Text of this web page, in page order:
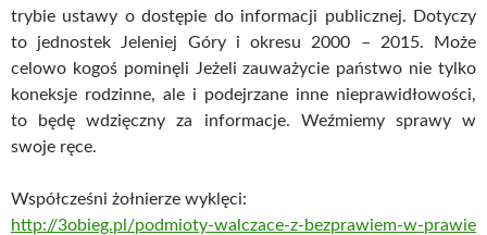
trybie ustawy o dostępie do informacji publicznej. Dotyczy
to jednostek Jeleniej Góry i okresu 2000 – 2015. Może
celowo kogoś pominęli Jeżeli zauważycie państwo nie tylko
koneksje rodzinne, ale i podejrzane inne nieprawidłowości,
to będę wdzięczny za informacje. Weźmiemy sprawy w
swoje ręce.
Współcześni żołnierze wyklęci:
http://3obieg.pl/podmioty-walczace-z-bezprawiem-w-prawie